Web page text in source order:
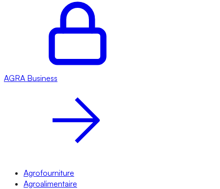
AGRA Business
Agrofourniture
Agroalimentaire